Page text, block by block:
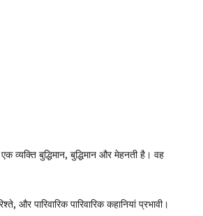
एक व्यक्ति बुद्धिमान, बुद्धिमान और मेहनती है। वह
और पारिवारिक पारिवारिक कहानियां प्रभावी।